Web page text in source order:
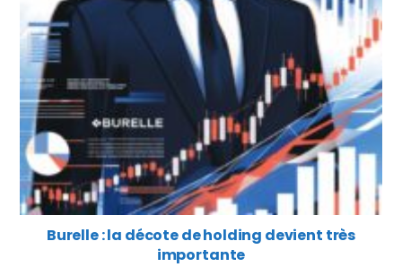
Burelle : la décote de holding devient très
importante